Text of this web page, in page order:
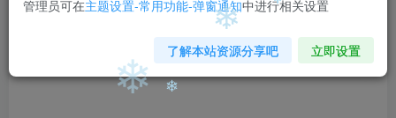
立即购买
您当前未登录！建议登陆后购买，可保存购买订单
管理员可在主题设置-常用功能-弹窗通知中进行相关设置
了解本站资源分享吧 立即设置
❄ ❄
❄
❄